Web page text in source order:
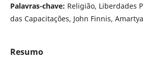
Palavras-chave: Religião, Liberdades
das Capacitações, John Finnis,
Resumo